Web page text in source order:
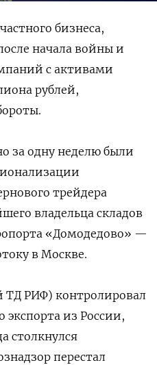
бизнеса,
начала войны и
с активами
рублей,
за одну неделю были
трейдера
владельца складов
«Домодедово» —
в Москве.
РИФ) контролировал
экспорта из России,
столкнулся
перестал